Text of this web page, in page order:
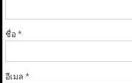
ชื่อ*
อีเมล *